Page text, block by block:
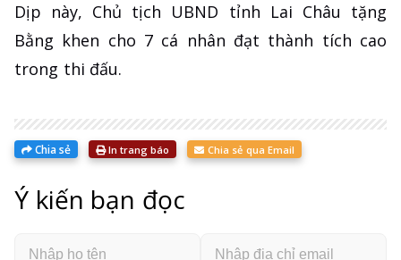
Dịp này, Chủ tịch UBND tỉnh Lai Châu tặng
Bằng khen cho 7 cá nhân đạt thành tích cao
trong thi đấu.
Chia sẻ In trang báo Chia sẻ qua Email
Ý kiến bạn đọc